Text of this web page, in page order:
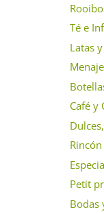
Té e
Latas
Café y
Petit
Bodas